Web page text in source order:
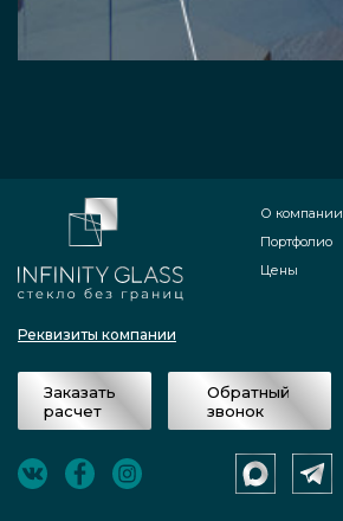
Реквизиты компании
О компании
Портфолио
Цены
Заказать
расчет
Обратный
звонок